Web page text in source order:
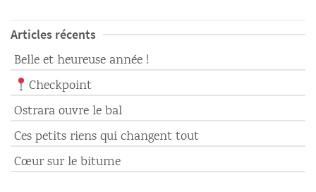
Articles récents
Belle et heureuse année !
Checkpoint
Ostrara ouvre le bal
Ces petits riens qui changent tout
Cœur sur le bitume